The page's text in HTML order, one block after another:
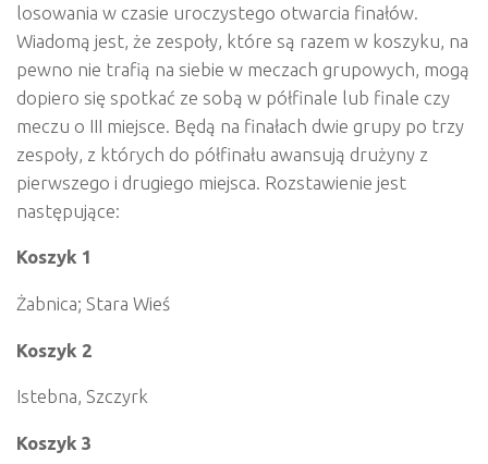
losowania w czasie uroczystego otwarcia finałów.
Wiadomą jest, że zespoły, które są razem w koszyku, na
pewno nie trafią na siebie w meczach grupowych, mogą
dopiero się spotkać ze sobą w półfinale lub finale czy
meczu o III miejsce. Będą na finałach dwie grupy po trzy
zespoły, z których do półfinału awansują drużyny z
pierwszego i drugiego miejsca. Rozstawienie jest
następujące:
Koszyk 1
Żabnica; Stara Wieś
Koszyk 2
Istebna, Szczyrk
Koszyk 3